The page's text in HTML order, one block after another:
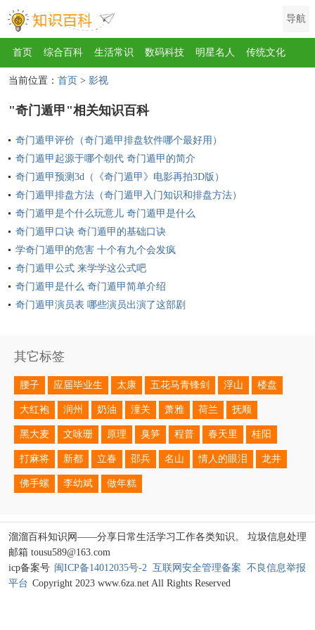
导航
首页 综合百科 生活常识 数码科技 明星名人 传统文化
互联网 健康 影视
运动 游戏 家电 地理 房产
歌曲 动物 植物
当前位置： 首页 > 影视
"奇门遁甲"相关知识百科
奇门遁甲评价（奇门遁甲排盘软件哪个最好用）
奇门遁甲起源于哪个朝代 奇门遁甲的简介
奇门遁甲预测3d（《奇门遁甲》电影再拍3D版）
奇门遁甲排盘方法（奇门遁甲入门知识和排盘方法）
奇门遁甲是个什么玩意儿 奇门遁甲是什么
奇门遁甲口诀 奇门遁甲的基础口诀
学奇门遁甲的危害 十个有九个会发疯
奇门遁甲公式 来学学这公式吧
奇门遁甲是什么 奇门遁甲简单介绍
奇门遁甲演员表 哪些演员出演了这部剧
其它标签
腰子 应届毕业生 太康 五花马青锋剑 浮山 楼盘
大红袍 润州 奶油 潼关 萧雅 荷兰 抚顺
黑大麦 文咏珊 原理 臭笋 程普 春天里 桂阳
打麻将 新都 立春 邵兵 名山 情人的眼泪 龙井
佛手螺 李幼斌 做年糕
溜溜百科知识网——分享日常生活学习工作各类知识。 垃圾信息处理
邮箱 tousu589@163.com
icp备案号 闽ICP备14012035号-2 互联网安全管理备案 不良信息举报
平台 Copyright 2023 www.6za.net All Rights Reserved